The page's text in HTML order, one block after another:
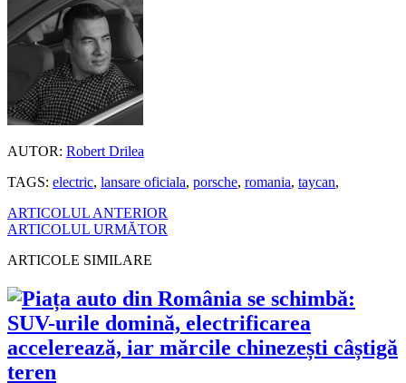
AUTOR: Robert Drilea
TAGS: electric, lansare oficiala, porsche, romania, taycan,
ARTICOLUL ANTERIOR
ARTICOLUL URMĂTOR
ARTICOLE SIMILARE